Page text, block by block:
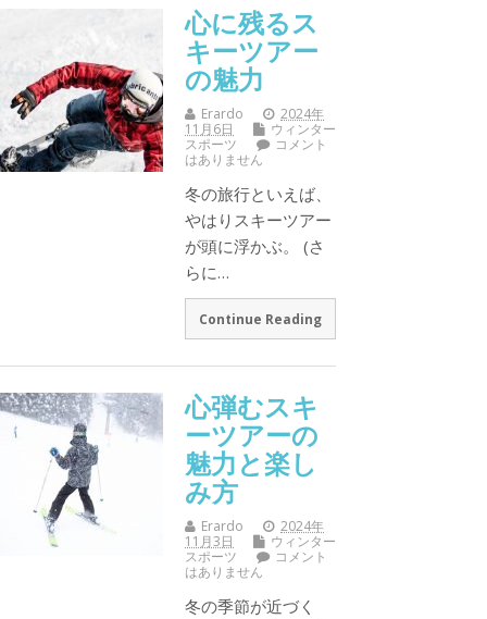
心に残るス
キーツアー
の魅力
Erardo
2024年
11月6日
ウィンター
スポーツ
コメント
はありません
冬の旅行といえば、
やはりスキーツアー
が頭に浮かぶ。 (さ
らに…
Continue Reading
心弾むスキ
ーツアーの
魅力と楽し
み方
Erardo
2024年
11月3日
ウィンター
スポーツ
コメント
はありません
冬の季節が近づく